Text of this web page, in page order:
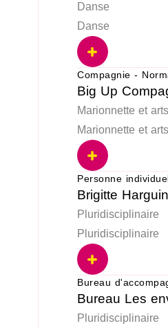
Danse
Danse
Compagnie -
Big Up
Marionnette et
Marionnette et
Personne
Brigitte
Pluridisciplinaire
Pluridisciplinaire
Bureau
Bureau Les
Pluridisciplinaire